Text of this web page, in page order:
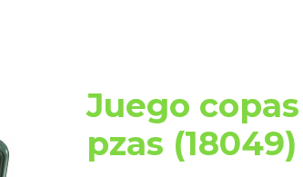
Juego
pzas (18049)